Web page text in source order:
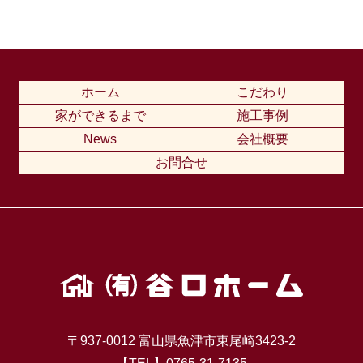
ホーム
こだわり
家ができるまで
施工事例
News
会社概要
お問合せ
〒937-0012 富山県魚津市東尾崎3423-2